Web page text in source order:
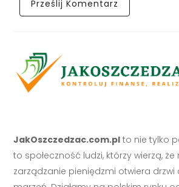
JakOszczedzac.com.pl to nie tylko
to społeczność ludzi, którzy wierzą,
zarządzanie pieniędzmi otwiera drzwi